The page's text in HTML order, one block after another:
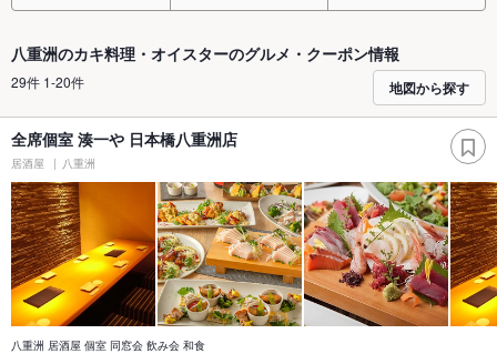
八重洲のカキ料理・オイスターのグルメ・クーポン情報
29件 1-20件 地図から探す
全席個室 湊一や 日本橋八重洲店
居酒屋 八重洲
八重洲 居酒屋 個室 同窓会 飲み会 和食